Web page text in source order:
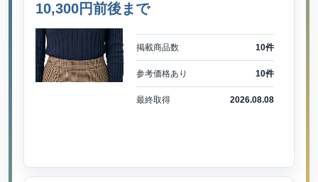
10,300円前後まで
掲載商品数 10件
参考価格あり 10件
最終取得 2026.08.08